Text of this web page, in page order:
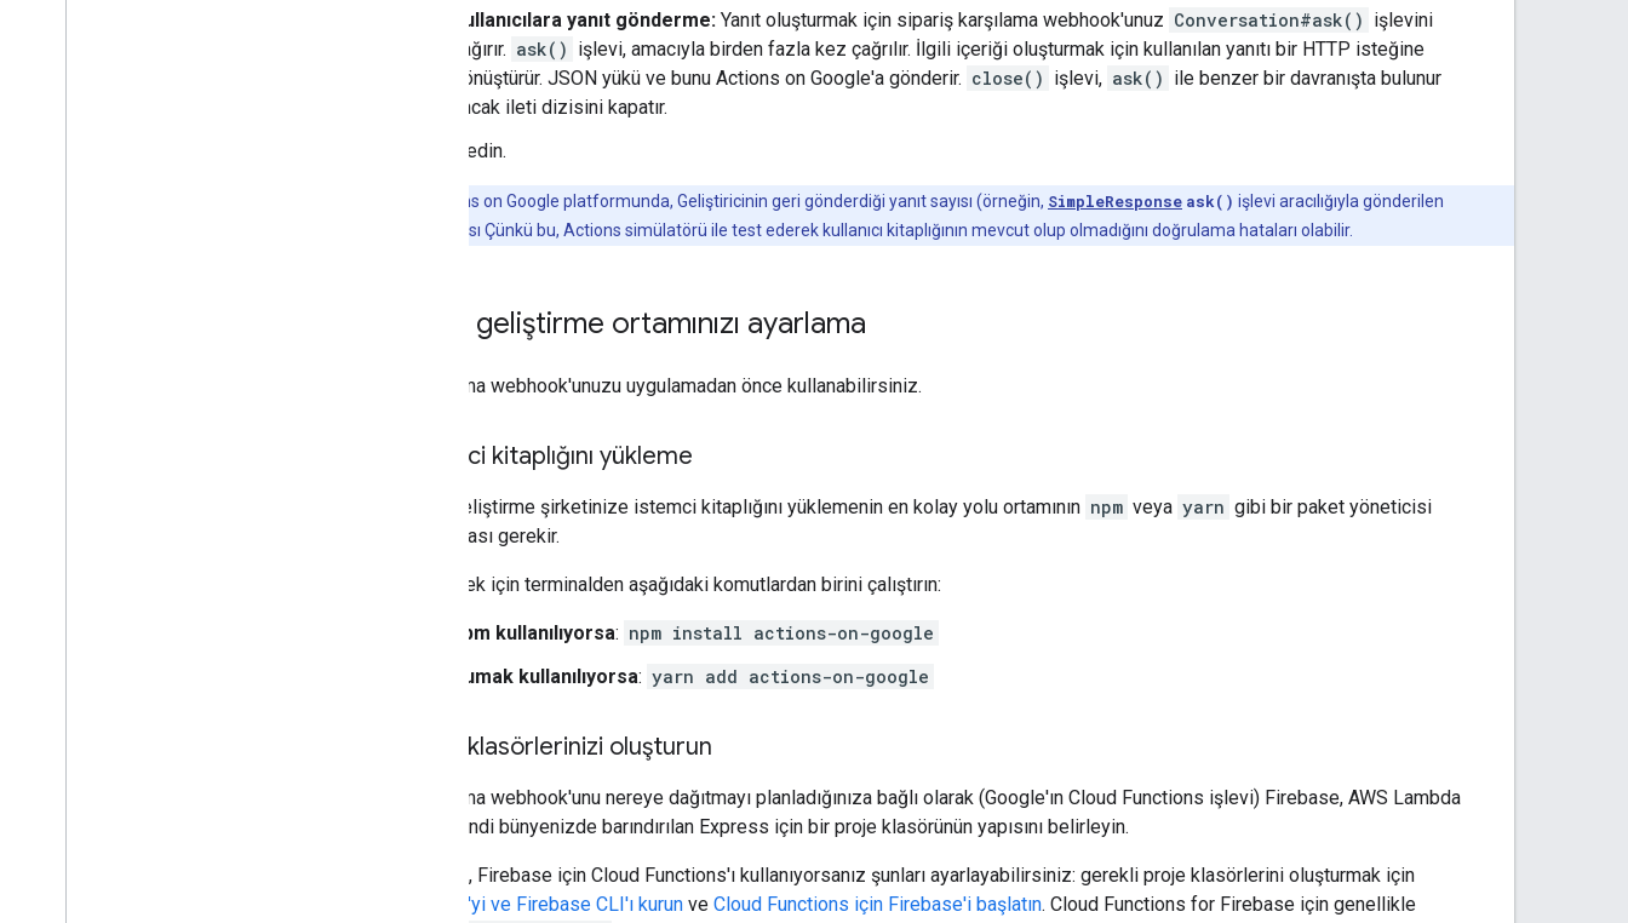
Kullanıcılara yanıt gönderme: Yanıt oluşturmak için sipariş karşılama webhook'unuz Conversation#ask() işlevini
çağırır. ask() işlevi, amacıyla birden fazla kez çağrılır. İlgili içeriği oluşturmak için kullanılan yanıtı bir HTTP isteğine
dönüştürür. JSON yükü ve bunu Actions on Google'a gönderir. close() işlevi, ask() ile benzer bir davranışta bulunur
ancak ileti dizisini kapatır.
ziyaret edin.
Actions on Google platformunda, Geliştiricinin geri gönderdiği yanıt sayısı (örneğin, SimpleResponse ask() işlevi aracılığıyla gönderilen
nesnelerin sayısı Çünkü bu, Actions simülatörü ile test ederek kullanıcı kitaplığının mevcut olup olmadığını doğrulama hataları olabilir.
Yerel geliştirme ortamınızı ayarlama
Karşılama webhook'unuzu uygulamadan önce kullanabilirsiniz.
İstemci kitaplığını yükleme
Yerel geliştirme şirketinize istemci kitaplığını yüklemenin en kolay yolu ortamının npm veya yarn gibi bir paket yöneticisi
kullanması gerekir.
Yüklemek için terminalden aşağıdaki komutlardan birini çalıştırın:
npm kullanılıyorsa: npm install actions-on-google
Yumak kullanılıyorsa: yarn add actions-on-google
Proje klasörlerinizi oluşturun
Karşılama webhook'unu nereye dağıtmayı planladığınıza bağlı olarak (Google'ın Cloud Functions işlevi) Firebase, AWS Lambda
veya kendi bünyenizde barındırılan Express için bir proje klasörünün yapısını belirleyin.
Örneğin, Firebase için Cloud Functions'ı kullanıyorsanız şunları ayarlayabilirsiniz: gerekli proje klasörlerini oluşturmak için
Node.js'yi ve Firebase CLI'ı kurun ve Cloud Functions için Firebase'i başlatın. Cloud Functions for Firebase için genellikle